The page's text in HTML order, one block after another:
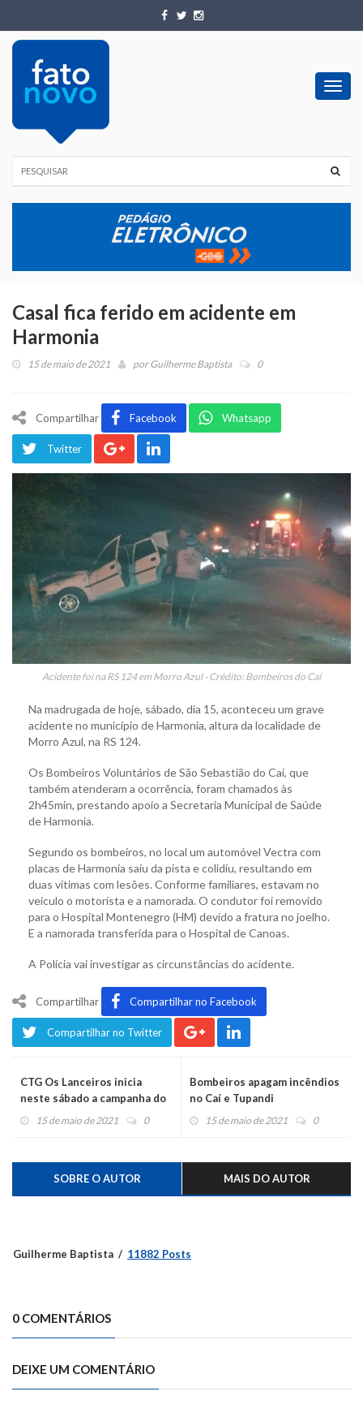
Casal fica ferido em acidente em
Harmonia
15 de maio de 2021 porGuilherme Baptista 0
Compartilhar Facebook Whatsapp
Twitter
Acidente foi na RS 124 em Morro Azul - Crédito: Bombeiros do Caí
Na madrugada de hoje, sábado, dia 15, aconteceu um grave
acidente no município de Harmonia, altura da localidade de
Morro Azul, na RS 124.
Os Bombeiros Voluntários de São Sebastião do Caí, que
também atenderam a ocorrência, foram chamados às
2h45min, prestando apoio a Secretaria Municipal de Saúde
de Harmonia.
Segundo os bombeiros, no local um automóvel Vectra com
placas de Harmonia saiu da pista e colidiu, resultando em
duas vítimas com lesões. Conforme familiares, estavam no
veículo o motorista e a namorada. O condutor foi removido
para o Hospital Montenegro (HM) devido a fratura no joelho.
E a namorada transferida para o Hospital de Canoas.
A Polícia vai investigar as circunstâncias do acidente.
Compartilhar Compartilhar no Facebook
Compartilhar no Twitter
CTG Os Lanceiros inicia
neste sábado a campanha do
agasalho e alimento
15 de maio de 2021 0
Bombeiros apagam incêndios
no Caí e Tupandi
15 de maio de 2021 0
SOBRE O AUTOR MAIS DO AUTOR
Guilherme Baptista 11882 Posts
0 COMENTÁRIOS
DEIXE UM COMENTÁRIO